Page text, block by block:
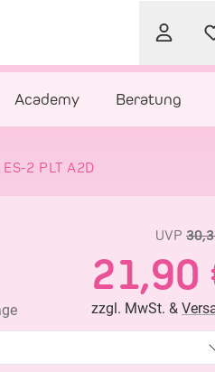
Academy Beratung
2 PLT A2D
UVP
21,90
zzgl. MwSt. &